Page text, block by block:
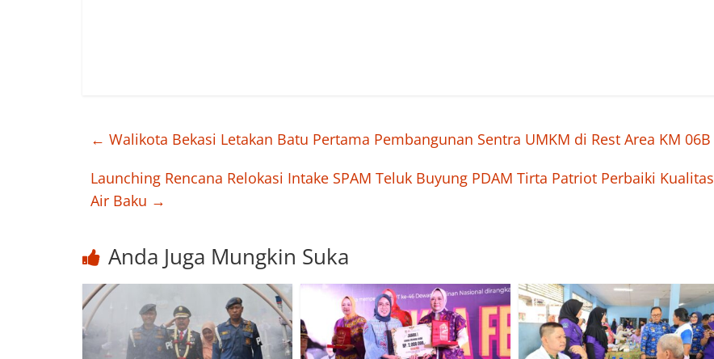
← Walikota Bekasi Letakan Batu Pertama Pembangunan Sentra UMKM di Rest Area KM 06B
Launching Rencana Relokasi Intake SPAM Teluk Buyung PDAM Tirta Patriot Perbaiki Kualitas
Air Baku →
Anda Juga Mungkin Suka